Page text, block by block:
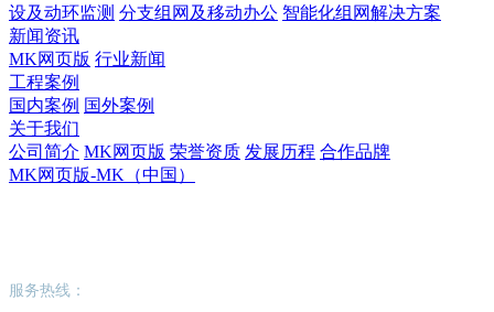
设及动环监测 分支组网及移动办公 智能化组网解决方案
新闻资讯
MK网页版 行业新闻
工程案例
国内案例 国外案例
关于我们
公司简介 MK网页版 荣誉资质 发展历程 合作品牌
MK网页版-MK（中国）
服务热线：